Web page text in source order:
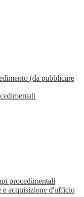
(da pubblicare
procedimentali
acquisizione d'ufficio